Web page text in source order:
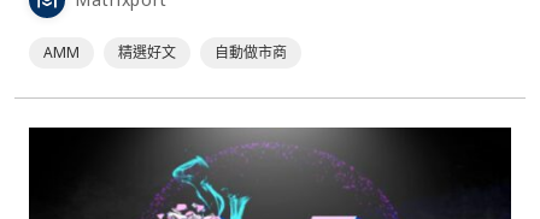
都能成為做市商，為交易市場提供流動性，極大的提高了交易
手續費分紅，進一步提高用戶⋯
AMM 精選好文 自動做市商